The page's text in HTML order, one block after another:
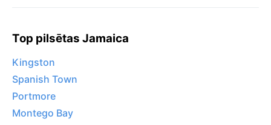
Top pilsētas Jamaica
Kingston
Spanish Town
Portmore
Montego Bay